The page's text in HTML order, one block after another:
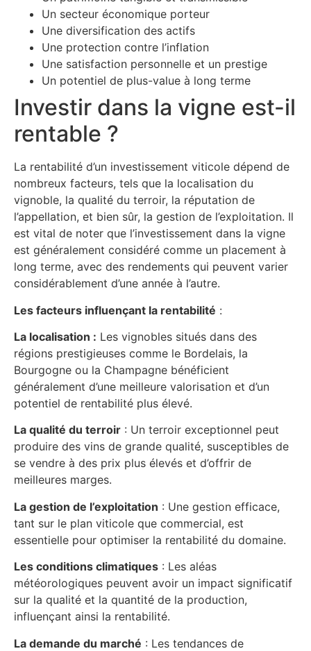
Un secteur économique porteur
Une diversification des actifs
Une protection contre l’inflation
Une satisfaction personnelle et un prestige
Un potentiel de plus-value à long terme
Investir dans la vigne est-il
rentable ?
La rentabilité d’un investissement viticole dépend de
nombreux facteurs, tels que la localisation du
vignoble, la qualité du terroir, la réputation de
l’appellation, et bien sûr, la gestion de l’exploitation. Il
est vital de noter que l’investissement dans la vigne
est généralement considéré comme un placement à
long terme, avec des rendements qui peuvent varier
considérablement d’une année à l’autre.
Les facteurs influençant la rentabilité :
La localisation : Les vignobles situés dans des
régions prestigieuses comme le Bordelais, la
Bourgogne ou la Champagne bénéficient
généralement d’une meilleure valorisation et d’un
potentiel de rentabilité plus élevé.
La qualité du terroir : Un terroir exceptionnel peut
produire des vins de grande qualité, susceptibles de
se vendre à des prix plus élevés et d’offrir de
meilleures marges.
La gestion de l’exploitation : Une gestion efficace,
tant sur le plan viticole que commercial, est
essentielle pour optimiser la rentabilité du domaine.
Les conditions climatiques : Les aléas
météorologiques peuvent avoir un impact significatif
sur la qualité et la quantité de la production,
influençant ainsi la rentabilité.
La demande du marché : Les tendances de